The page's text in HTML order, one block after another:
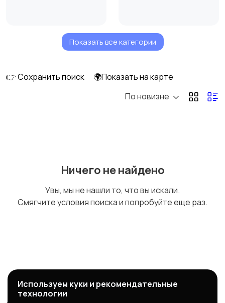
Бак для воды Парогенератор
Пульт управления
Показать все категории
👉 Сохранить поиск
🌍Показать на карте
По новизне
Ничего не найдено
Увы, мы не нашли то, что вы искали.
Смягчите условия поиска и попробуйте еще раз.
Используем куки и рекомендательные
технологии